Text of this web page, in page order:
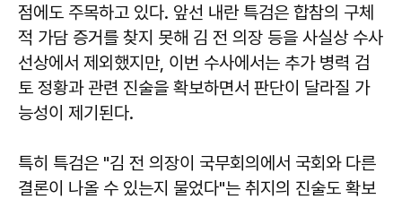
점에도 주목하고 있다. 앞선 내란 특검은 합참의 구체
적 가담 증거를 찾지 못해 김 전 의장 등을 사실상 수사
선상에서 제외했지만, 이번 수사에서는 추가 병력 검
토 정황과 관련 진술을 확보하면서 판단이 달라질 가
능성이 제기된다.
특히 특검은 "김 전 의장이 국무회의에서 국회와 다른
결론이 나올 수 있는지 물었다"는 취지의 진술도 확보